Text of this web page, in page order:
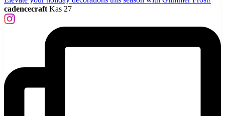
cadencecraft Kas 27